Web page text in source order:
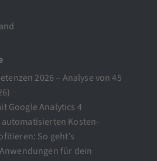
2026 – Analyse von 45
Google Analytics 4
Kosten-
So geht’s
für dein